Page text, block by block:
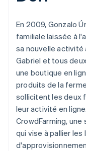
En 2009, Gonzalo
familiale laissée à
sa nouvelle activité
Gabriel et tous
une boutique en
produits de la
sollicitent les deux
leur activité en
CrowdFarming,
qui vise à pallier les